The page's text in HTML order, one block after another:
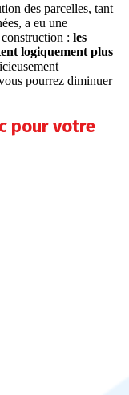
des parcelles, tant
a eu une
: les
logiquement plus
pourrez diminuer
pour votre